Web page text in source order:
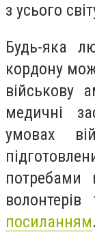
з усього
Будь-яка
кордону
військову
медичні
умовах
потребами
посиланням.